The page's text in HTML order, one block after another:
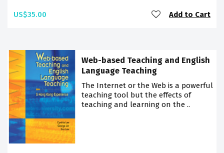
US$35.00 Add to Cart
Web-based Teaching and English
Language Teaching
The Internet or the Web is a powerful
teaching tool but the effects of
teaching and learning on the ..